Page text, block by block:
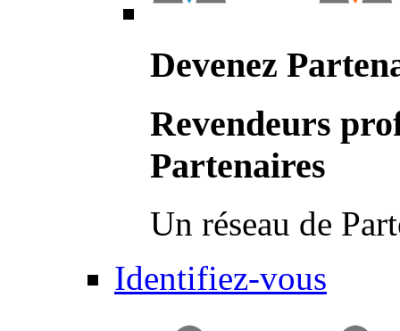
Devenez
Revendeurs
Partenaires
Un réseau de
Identifiez-vous